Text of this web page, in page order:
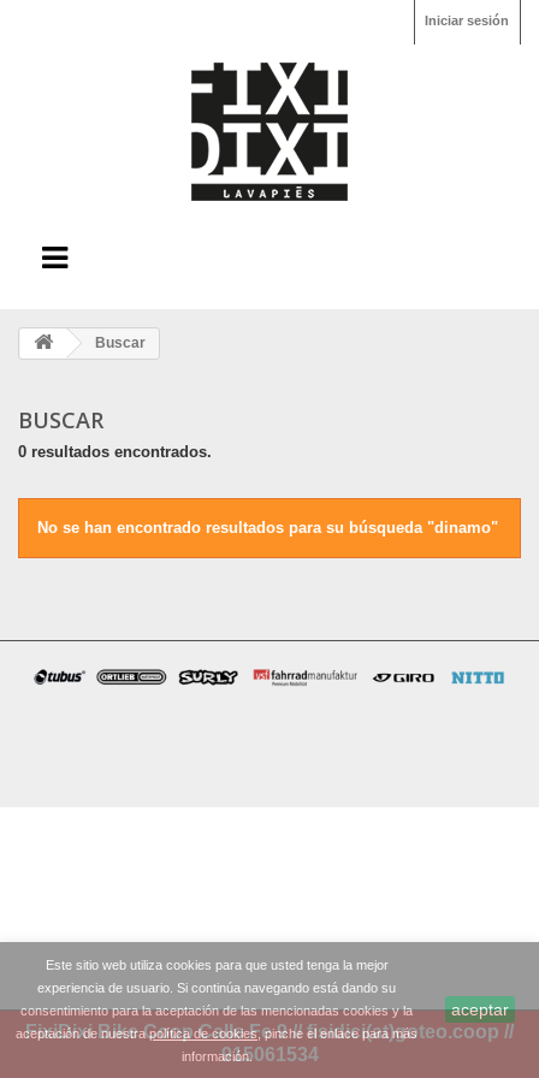
Este sitio web utiliza cookies para que usted tenga la mejor
experiencia de usuario. Si continúa navegando está dando su
consentimiento para la aceptación de las mencionadas cookies y la
aceptación de nuestra política de cookies, pinche el enlace para más
información.
aceptar
FixiDixi Bike Coop Calle Fe 9 // fisidici(at)goteo.coop //
915061534
Iniciar sesión
Buscar
BUSCAR
0 resultados encontrados.
No se han encontrado resultados para su búsqueda "dinamo"